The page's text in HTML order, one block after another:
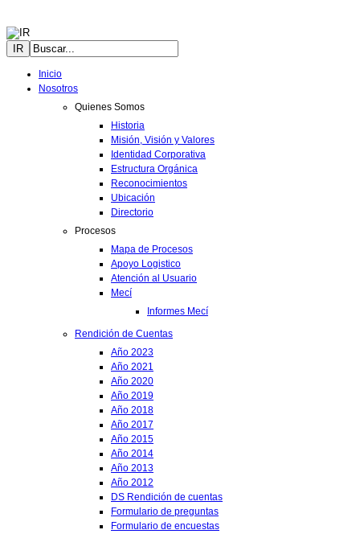
IR
Inicio
Nosotros
Quienes Somos
Historia
Misión, Visión y Valores
Identidad Corporativa
Estructura Orgánica
Reconocimientos
Ubicación
Directorio
Procesos
Mapa de Procesos
Apoyo Logistico
Atención al Usuario
Mecí
Informes Mecí
Rendición de Cuentas
Año 2023
Año 2021
Año 2020
Año 2019
Año 2018
Año 2017
Año 2015
Año 2014
Año 2013
Año 2012
DS Rendición de cuentas
Formulario de preguntas
Formulario de encuestas